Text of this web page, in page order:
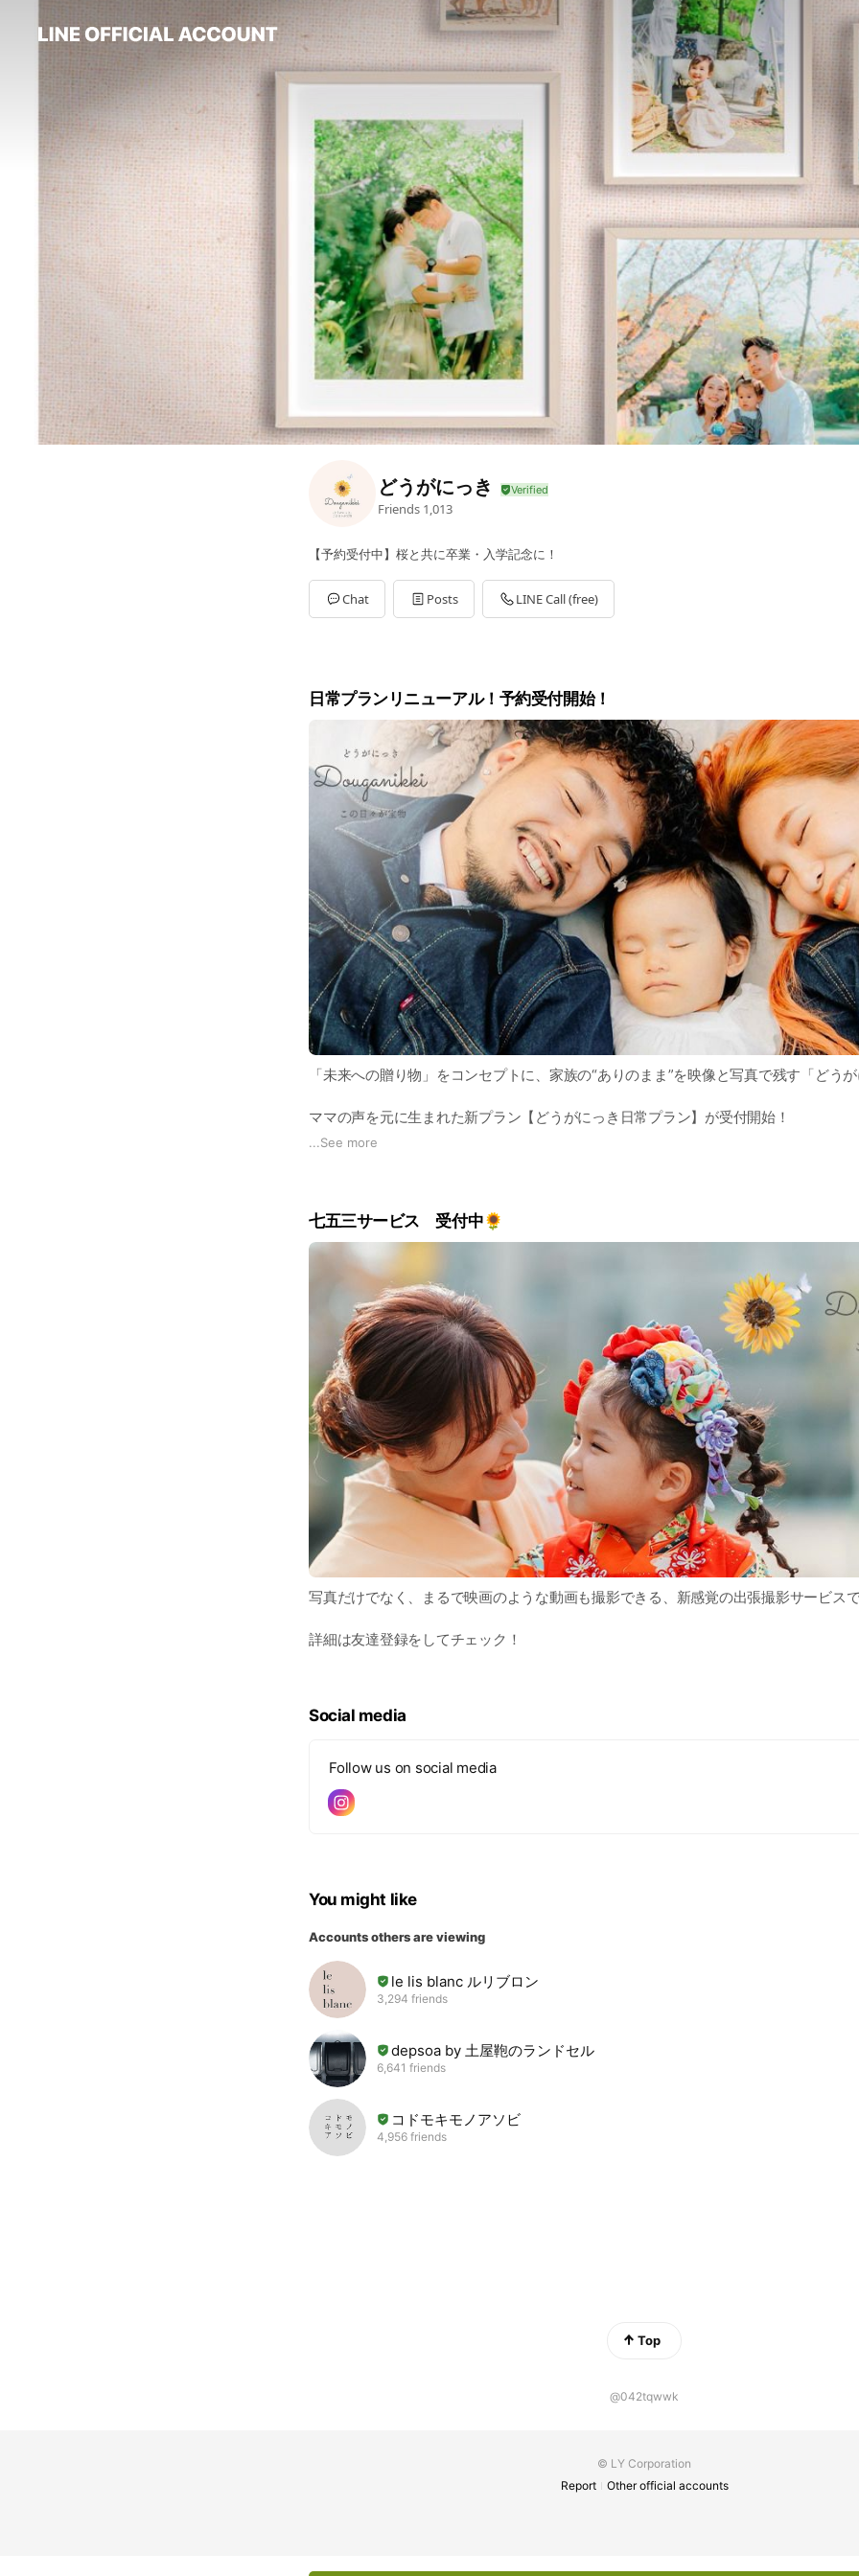
どうがにっき
Friends 1,013
【予約受付中】桜と共に卒業・入学記念に！
Chat Posts LINE Call (free)
日常プランリニューアル！予約受付開始！
「未来への贈り物」をコンセプトに、家族の“ありのまま”を映像と写真で残す「どう
ママの声を元に生まれた新プラン【どうがにっき日常プラン】が受付開始！
お誕生日や記念日、いつもの公園フォトなども大歓迎です。 ご予約・ご相談はトーク
ぞ！
...See more
七五三サービス 受付中🌻
写真だけでなく、まるで映画のような動画も撮影できる、新感覚の出張撮影サービス
詳細は友達登録をしてチェック！
Social media
Follow us on social media
You might like
Accounts others are viewing
le lis blanc ルリブロン
3,294 friends
depsoa by 土屋鞄のランドセル
6,641 friends
コドモキモノアソビ
4,956 friends
Top
@042tqwwk
© LY Corporation
Report
Other official accounts